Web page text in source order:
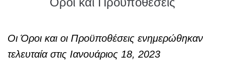
Οι Όροι και οι Προϋποθέσεις ενημερώθηκαν
τελευταία στις Ιανουάριος 18, 2023